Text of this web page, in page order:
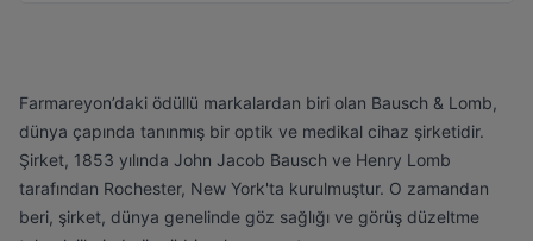
Farmareyon’daki ödüllü markalardan biri olan Bausch & Lomb,
dünya çapında tanınmış bir optik ve medikal cihaz şirketidir.
Şirket, 1853 yılında John Jacob Bausch ve Henry Lomb
tarafından Rochester, New York'ta kurulmuştur. O zamandan
beri, şirket, dünya genelinde göz sağlığı ve görüş düzeltme